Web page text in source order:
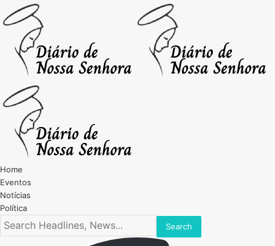
Home
Eventos
Notícias
Política